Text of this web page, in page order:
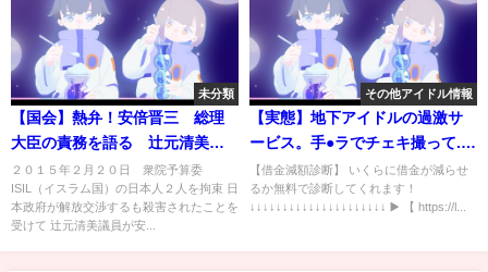
未分類
【国会】熱弁！安倍晋三 総理
大臣の責務を語る 辻元清美を
圧倒
２０１５年２月２０日 衆院予算委
ISIL（イスラム国）の日本人２人を拘束 日
本政府が解放交渉するも殺害されたことを
受けて 辻元清美議員が安...
その他アイドル情報
【実態】地下アイドルの過激サ
ービス。手●ラでチェキ撮って...
唾入りカクテルを振る舞う。
【借金減額診断】 いくらに借金が減らせ
るか無料で診断してくれます！
↓↓↓↓↓↓↓↓↓↓↓↓↓↓↓↓↓↓↓↓↓ ▶️ 【 https://l...